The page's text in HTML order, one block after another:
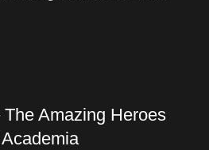
Amazing Heroes